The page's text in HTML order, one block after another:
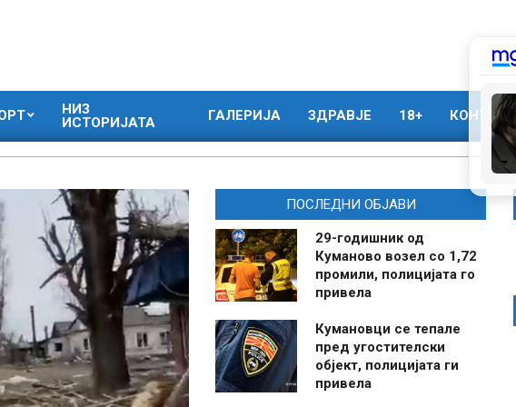
НИЗ
ИСТОРИЈАТА
ГАЛЕРИЈА ЗДРАВЈЕ 18+ КОНТАКТ
ПОСЛЕДНИ ОБЈАВИ
29-годишник од
Куманово возел со 1,72
промили, полицијата го
привела
Кумановци се тепале
пред угостителски
објект, полицијата ги
привела